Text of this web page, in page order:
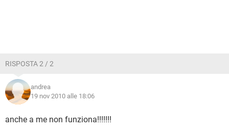
RISPOSTA 2 / 2
andrea
19 nov 2010 alle 18:06
anche a me non funziona!!!!!!!